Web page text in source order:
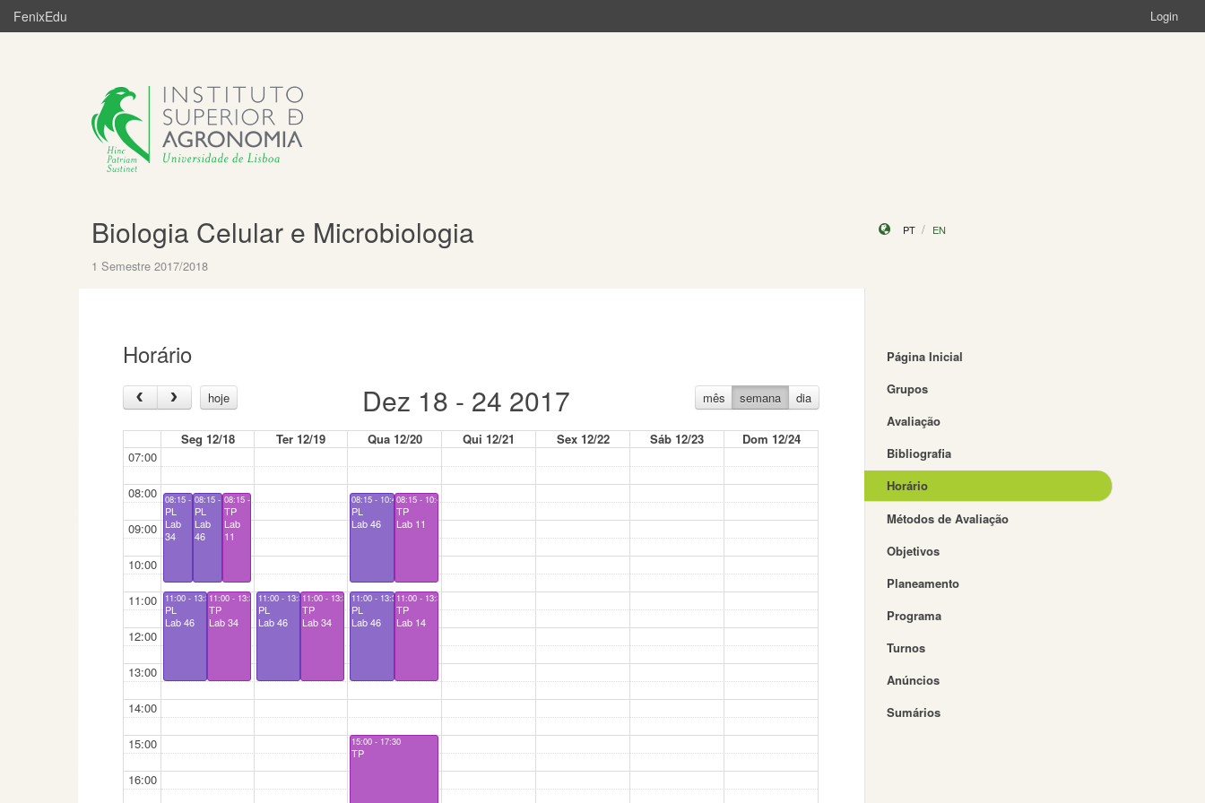
FenixEdu Login
Biologia Celular e Microbiologia
1 Semestre 2017/2018
PT EN
Horário
hoje mês semana dia
Dez 18 - 24 2017
Seg 12/18 Ter 12/19 Qua 12/20 Qui 12/21 Sex 12/22 Sáb 12/23
Dom 12/24
07:00
08:00
09:00
10:00
11:00
12:00
13:00
14:00
15:00
16:00
08:15 - 10:45
PL
Lab
34
08:15 - 10:45
PL
Lab
46
08:15 - 10:45
TP
Lab
11
11:00 - 13:30
PL
Lab 46
11:00 - 13:30
TP
Lab 34
11:00 - 13:30
PL
Lab 46
11:00 - 13:30
TP
Lab 34
08:15 - 10:45
PL
Lab 46
08:15 - 10:45
TP
Lab 11
11:00 - 13:30
PL
Lab 46
11:00 - 13:30
TP
Lab 14
15:00 - 17:30
TP
Página Inicial
Grupos
Avaliação
Bibliografia
Horário
Métodos de Avaliação
Objetivos
Planeamento
Programa
Turnos
Anúncios
Sumários